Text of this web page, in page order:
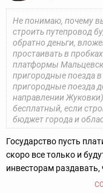
Не понимаю, почему
строить путепровод
обратно деньги,
простаивать в
платформы
пригородные поезда
пригородные поезда
направлении
бесплатный, если
бюджет города и
Государство пусть
скоро все только и
инвесторам раздавать,